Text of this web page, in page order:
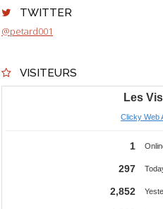
TWITTER
@petard001
VISITEURS